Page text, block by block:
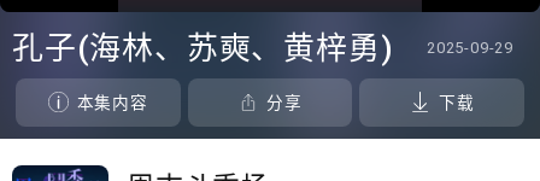
seconds
of
26
minutes,
seconds
孔子(海林、苏奭、黄梓勇) 2025-09-29
本集内容 分享 下载